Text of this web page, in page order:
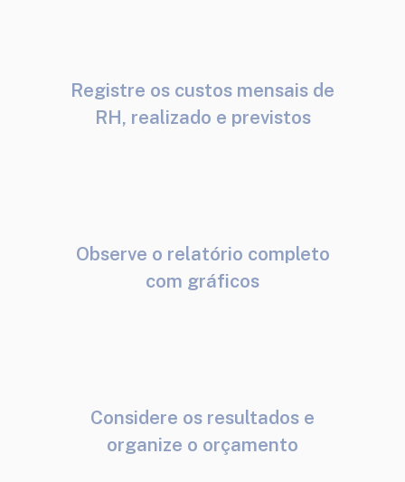
Registre os custos mensais de
RH, realizado e previstos
Observe o relatório completo
com gráficos
Considere os resultados e
organize o orçamento